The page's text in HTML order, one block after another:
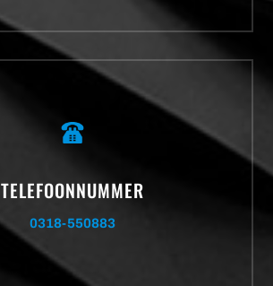
TELEFOONNUMMER
0318-550883